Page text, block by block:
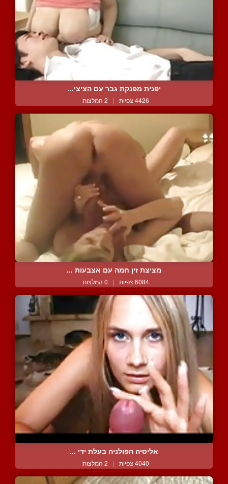
יפנית מפנקת גבר עם הציצי...
4426 צפיות | 2 המלצות
מציצת זין חמה עם אצבעות ...
6084 צפיות | 0 המלצות
אליסיה הפולניה בעלת ידי ...
4040 צפיות | 2 המלצות